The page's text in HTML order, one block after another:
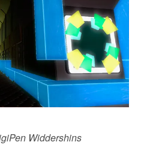
Widdershins